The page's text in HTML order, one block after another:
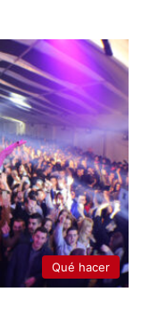
Qué hacer